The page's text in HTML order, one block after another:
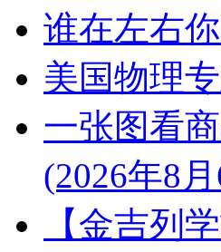
谁在左右
美国物理
一张图看
(2026年8
【金吉列